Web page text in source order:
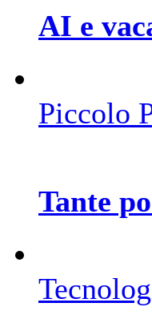
AI e
Piccolo
Tante